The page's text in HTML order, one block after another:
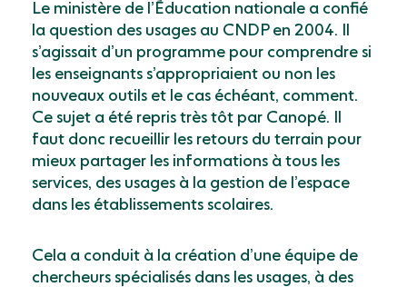
Le ministère de l’Éducation nationale a confié
la question des usages au CNDP en 2004. Il
s’agissait d’un programme pour comprendre si
les enseignants s’appropriaient ou non les
nouveaux outils et le cas échéant, comment.
Ce sujet a été repris très tôt par Canopé. Il
faut donc recueillir les retours du terrain pour
mieux partager les informations à tous les
services, des usages à la gestion de l’espace
dans les établissements scolaires.
Cela a conduit à la création d’une équipe de
chercheurs spécialisés dans les usages, à des